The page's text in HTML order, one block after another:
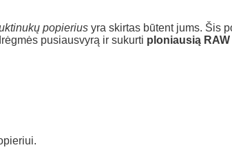
popierius yra skirtas būtent jums. Šis
pusiausvyrą ir sukurti ploniausią